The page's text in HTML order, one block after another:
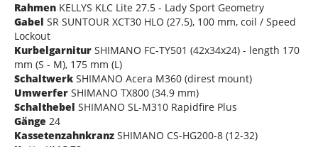
Rahmen KELLYS KLC Lite 27.5 - Lady Sport Geometry
Gabel SR SUNTOUR XCT30 HLO (27.5), 100 mm, coil / Speed
Lockout
Kurbelgarnitur SHIMANO FC-TY501 (42x34x24) - length 170
mm (S - M), 175 mm (L)
Schaltwerk SHIMANO Acera M360 (direst mount)
Umwerfer SHIMANO TX800 (34.9 mm)
Schalthebel SHIMANO SL-M310 Rapidfire Plus
Gänge 24
Kassetenzahnkranz SHIMANO CS-HG200-8 (12-32)